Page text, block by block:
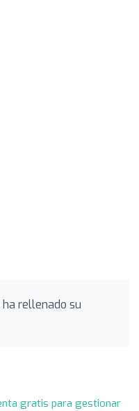
ha rellenado su
gratis para gestionar